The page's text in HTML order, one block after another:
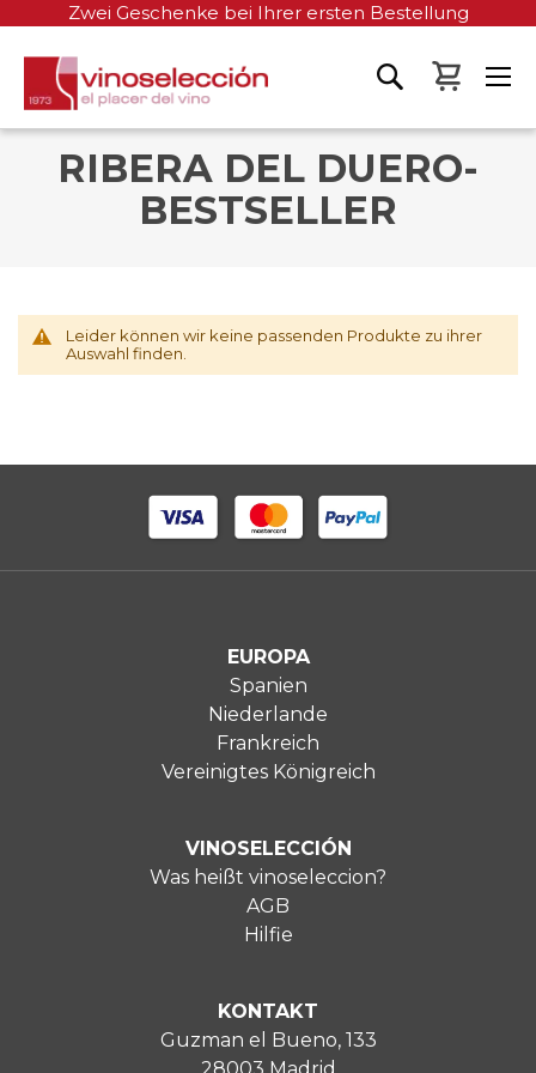
Zwei Geschenke bei Ihrer ersten Bestellung
Mein
RIBERA DEL DUERO-
BESTSELLER
Leider können wir keine passenden Produkte zu ihrer
Auswahl finden.
EUROPA
Spanien
Niederlande
Frankreich
Vereinigtes Königreich
VINOSELECCIÓN
Was heißt vinoseleccion?
AGB
Hilfie
KONTAKT
Guzman el Bueno, 133